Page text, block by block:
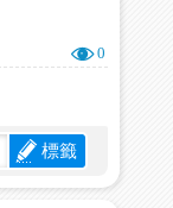
0
標籤